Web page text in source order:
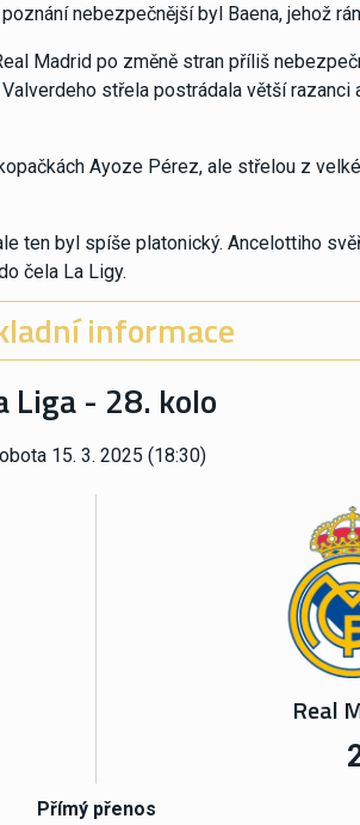
nebezpečnější byl Baena, jehož
Madrid po změně stran příliš
střela postrádala větší razanci
Ayoze Pérez, ale střelou z
ten byl spíše platonický. Ancelottiho
čela La Ligy.
informace
Liga - 28. kolo
15. 3. 2025 (18:30)
Real
Přímý přenos